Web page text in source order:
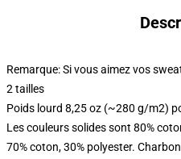
Remarque: Si vous aimez vos
2 tailles
Poids lourd 8,25 oz (~280 g/m2)
Les couleurs solides sont 80%
70% coton, 30% polyester.